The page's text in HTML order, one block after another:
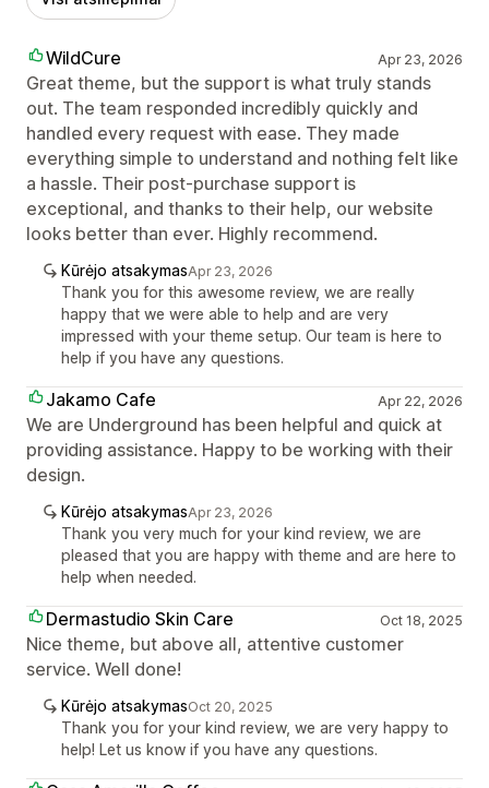
WildCure Apr 23, 2026
Great theme, but the support is what truly stands
out. The team responded incredibly quickly and
handled every request with ease. They made
everything simple to understand and nothing felt like
a hassle. Their post-purchase support is
exceptional, and thanks to their help, our website
looks better than ever. Highly recommend.
Kūrėjo atsakymasApr 23, 2026
Thank you for this awesome review, we are really
happy that we were able to help and are very
impressed with your theme setup. Our team is here to
help if you have any questions.
Jakamo Cafe Apr 22, 2026
We are Underground has been helpful and quick at
providing assistance. Happy to be working with their
design.
Kūrėjo atsakymasApr 23, 2026
Thank you very much for your kind review, we are
pleased that you are happy with theme and are here to
help when needed.
Dermastudio Skin Care Oct 18, 2025
Nice theme, but above all, attentive customer
service. Well done!
Kūrėjo atsakymasOct 20, 2025
Thank you for your kind review, we are very happy to
help! Let us know if you have any questions.